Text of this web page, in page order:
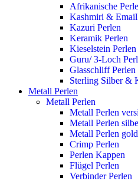
Afrikanische
Kashmiri &
Kazuri Perlen
Keramik Perlen
Kieselstein Perlen
Guru/ 3-Loch
Glasschliff Perlen
Sterling Silber &
Metall Perlen
Metall Perlen
Metall Perlen
Metall Perlen
Metall Perlen
Crimp Perlen
Perlen Kappen
Flügel Perlen
Verbinder Perlen